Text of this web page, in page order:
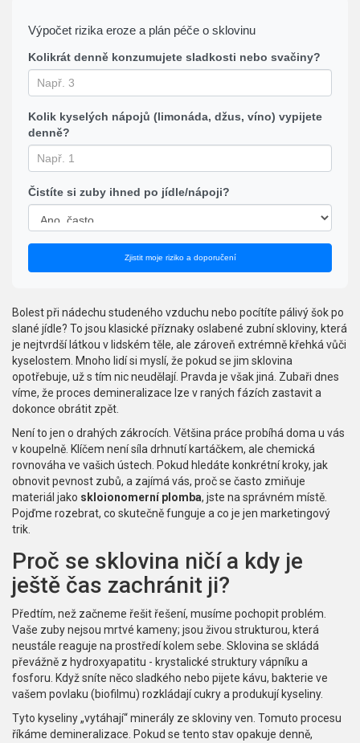
Výpočet rizika eroze a plán péče o sklovinu
Kolikrát denně konzumujete sladkosti nebo svačiny?
Kolik kyselých nápojů (limonáda, džus, víno) vypijete
denně?
Čistíte si zuby ihned po jídle/nápoji?
Zjistit moje riziko a doporučení
Bolest při nádechu studeného vzduchu nebo pocítíte pálivý šok po
slané jídle? To jsou klasické příznaky oslabené zubní skloviny, která
je nejtvrdší látkou v lidském těle, ale zároveň extrémně křehká vůči
kyselostem Mnoho lidí si myslí, že pokud se jim sklovina
opotřebuje, už s tím nic neudělají. Pravda je však jiná. Zubaři dnes
víme, že proces demineralizace lze v raných fázích zastavit a
dokonce obrátit zpět.
Není to jen o drahých zákrocích. Většina práce probíhá doma u vás
v koupelně. Klíčem není síla drhnutí kartáčkem, ale chemická
rovnováha ve vašich ústech. Pokud hledáte konkrétní kroky, jak
obnovit pevnost zubů, a zajímá vás, proč se často zmiňuje
materiál jako skloionomerní plomba, jste na správném místě.
Pojďme rozebrat, co skutečně funguje a co je jen marketingový
trik.
Proč se sklovina ničí a kdy je
ještě čas zachránit ji?
Předtím, než začneme řešit řešení, musíme pochopit problém.
Vaše zuby nejsou mrtvé kameny; jsou živou strukturou, která
neustále reaguje na prostředí kolem sebe. Sklovina se skládá
převážně z hydroxyapatitu - krystalické struktury vápníku a
fosforu. Když sníte něco sladkého nebo pijete kávu, bakterie ve
vašem povlaku (biofilmu) rozkládají cukry a produkují kyseliny.
Tyto kyseliny „vytáhají“ minerály ze skloviny ven. Tomuto procesu
říkáme demineralizace. Pokud se tento stav opakuje denně,